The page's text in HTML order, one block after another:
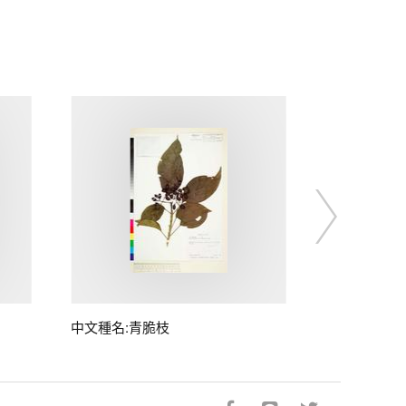
中文種名:青脆枝